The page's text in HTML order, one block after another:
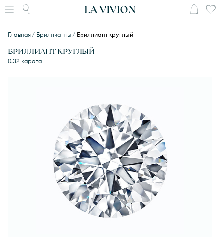
Главная Бриллианты Бриллиант круглый
БРИЛЛИАНТ КРУГЛЫЙ
0.32 карата